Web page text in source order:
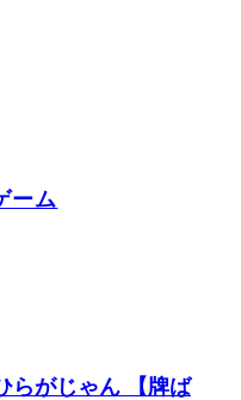
らがじゃん 【牌ば